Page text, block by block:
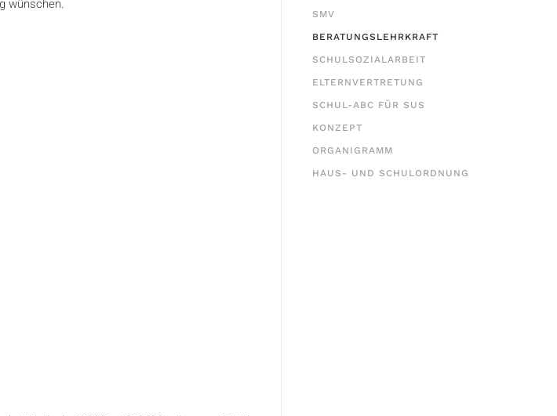
wünschen.
SMV
BERATUNGSLEHRKRAFT
SCHULSOZIALARBEIT
ELTERNVERTRETUNG
SCHUL-ABC FÜR SUS
KONZEPT
ORGANIGRAMM
HAUS- UND SCHULORDNUNG